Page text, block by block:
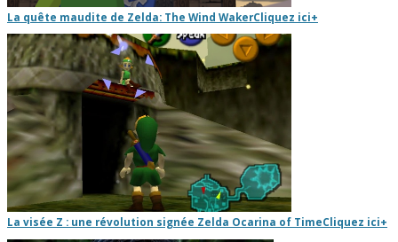
La quête maudite de Zelda: The Wind WakerCliquez ici+
La visée Z : une révolution signée Zelda Ocarina of TimeCliquez ici+